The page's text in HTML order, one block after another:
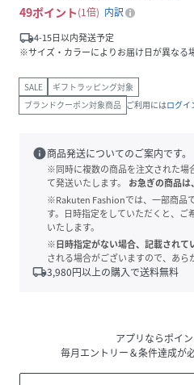
49ポイント 1倍
内訳
local_shipping4-15日以内発送予定
※サイズ・カラーによりお届け日が異なる
SALE
ギフトラッピング対象
ブランドクーポン対象商品 ご利用にはログイ
info商品発送についてのご案内です。
※同時に複数の商品を注文された場
て発送いたします。
お急ぎの商品は
※Rakuten Fashionでは、一部商品
す。日時指定をしていただくと、
いたします。
※日時指定がない場合、記載されて
される場合がございますので、あら
local_shipping3,980円以上の購入で送料無料
アプリならポイ
毎月エントリー＆条件達成が必